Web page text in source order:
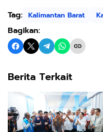
Tag: Kalimantan Barat
Bagikan:
Berita Terkait